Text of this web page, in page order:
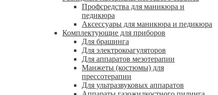
Профсредства для маникюра и
педикюра
Аксессуары для маникюра и педикюра
Комплектующие для приборов
Для брашинга
Для электрокоагуляторов
Для аппаратов мезотерапии
Манжеты (костюмы) для
прессотерапии
Для ультразвуковых аппаратов